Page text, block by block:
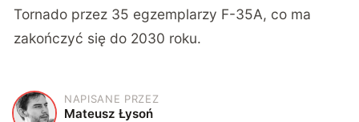
Tornado przez 35 egzemplarzy F-35A, co ma
zakończyć się do 2030 roku.
M
NAPISANE PRZEZ
Mateusz Łysoń